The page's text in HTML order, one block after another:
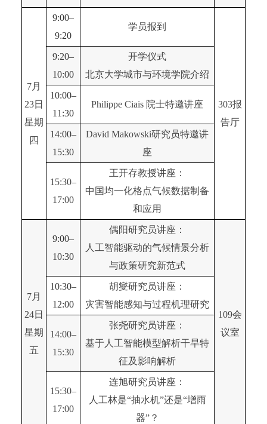
7月
23日
星期
四
9:00–
9:20
学员报到
303报
告厅
9:20–
10:00
开学仪式
北京大学城市与环境学院介绍
10:00–
11:30
Philippe Ciais 院士特邀讲座
14:00–
15:30
David Makowski研究员特邀讲
座
15:30–
17:00
王开存教授讲座：
中国均一化格点气候数据制备
和应用
7月
24日
星期
五
9:00–
10:30
偶阳研究员讲座：
人工智能驱动的气候情景分析
与政策研究新范式
109会
议室
10:30–
12:00
胡燮研究员讲座：
灾害智能感知与过程机理研究
14:00–
15:30
张尧研究员讲座：
基于人工智能模型解析干旱特
征及影响解析
15:30–
17:00
连旭研究员讲座：
人工林是“抽水机”还是“增雨
器”？